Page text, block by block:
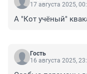
17 августа 2025,
А "Кот учёный"
Гость
16 августа 2025,